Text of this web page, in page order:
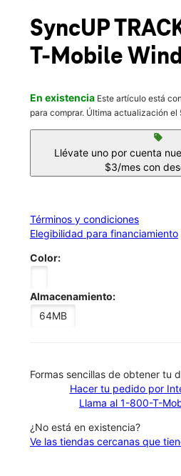
location_on
795 Roosevelt Trail 24 Windham,
SyncUP
T-Mobile
En existencia Este artículo está
para comprar. Última actualización el
sell
Llévate uno por cuenta
$3/mes con
Términos y condiciones
Elegibilidad para financiamiento
Color:
Almacenamiento:
64MB
​​​​​​​Formas sencillas de obtener tu
Hacer tu pedido por
Llama al 1-800-T-
¿No está en existencia?
Ve las tiendas cercanas que